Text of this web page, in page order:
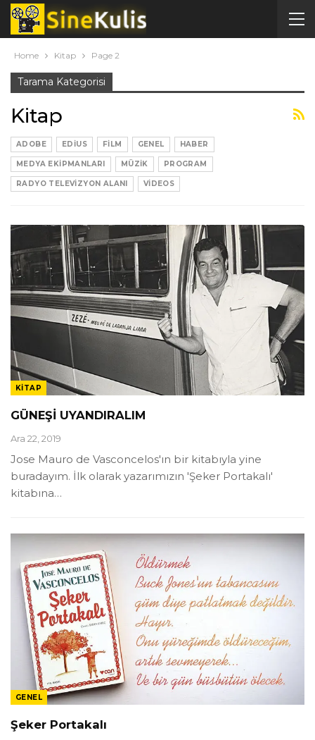
Home Kitap Page 2
Tarama Kategorisi
Kitap
ADOBE EDIUS FILM GENEL HABER
MEDYA EKIPMANLARI MÜZIK PROGRAM
RADYO TELEVIZYON ALANI VIDEOS
KITAP
GÜNEŞİ UYANDIRALIM
Ara 22, 2019
Jose Mauro de Vasconcelos'ın bir kitabıyla yine
buradayım. İlk olarak yazarımızın 'Şeker Portakalı'
kitabına…
GENEL
Şeker Portakalı